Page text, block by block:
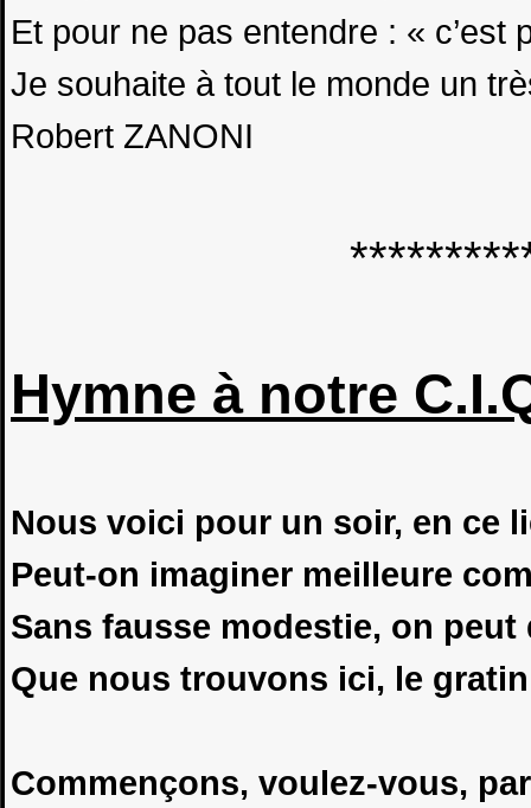
Et pour ne pas entendre : « c’est
Je souhaite à tout le monde un
Robert ZANONI
Hymne à notre
Nous voici pour un
Peut-on imaginer meilleure
Sans fausse modestie, on peut
Que nous trouvons ici, le
Commençons, voulez-vous,